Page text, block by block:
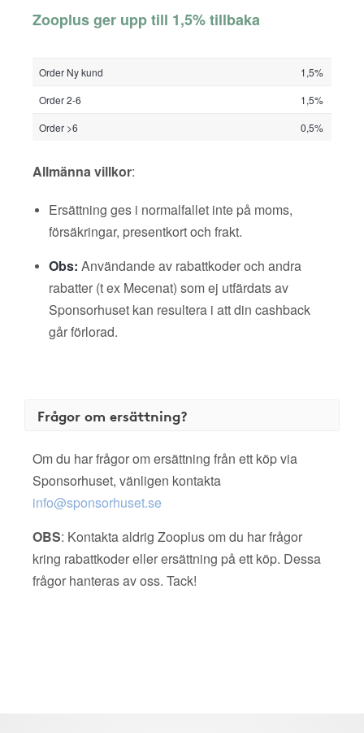
Zooplus ger upp till 1,5% tillbaka
Order Ny kund
1,5%
Order 2-6
1,5%
Order >6
0,5%
Allmänna villkor:
Ersättning ges i normalfallet inte på moms,
försäkringar, presentkort och frakt.
Obs: Användande av rabattkoder och andra
rabatter (t ex Mecenat) som ej utfärdats av
Sponsorhuset kan resultera i att din cashback
går förlorad.
Frågor om ersättning?
Om du har frågor om ersättning från ett köp via
Sponsorhuset, vänligen kontakta
info@sponsorhuset.se
OBS: Kontakta aldrig Zooplus om du har frågor
kring rabattkoder eller ersättning på ett köp. Dessa
frågor hanteras av oss. Tack!